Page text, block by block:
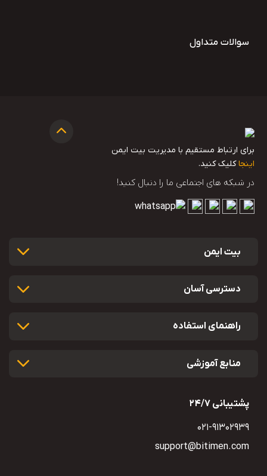
سوالات متداول
برای ارتباط مستقیم با مدیریت بیت ایمن
اینجاکلیک کنید.
در شبکه های اجتماعی ما را دنبال کنید!
بیت ایمن
دسترسی آسان
راهنمای استفاده
منابع آموزشی
پشتیبانی 24/7
021-91302939